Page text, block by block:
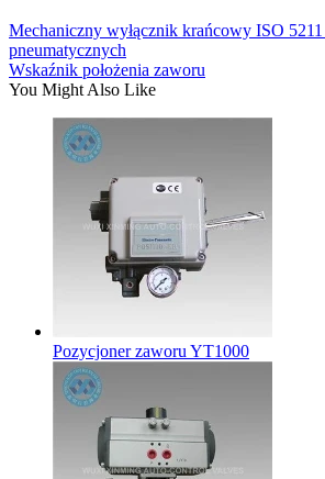
Mechaniczny wyłącznik krańcowy ISO
pneumatycznych
Wskaźnik położenia zaworu
You Might Also Like
Pozycjoner zaworu YT1000